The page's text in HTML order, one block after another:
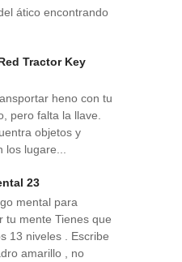
ático encontrando
Tractor Key
heno con tu
pero falta la llave.
objetos y
lugare...
23
mental para
tu mente Tienes que
13 niveles . Escribe
amarillo , no